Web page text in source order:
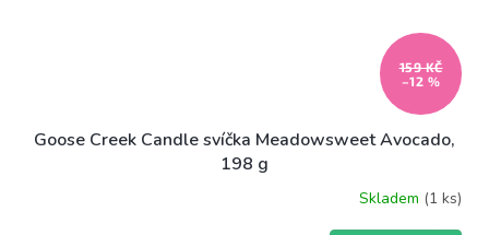
159 KČ
–12 %
Goose Creek Candle svíčka Meadowsweet Avocado,
198 g
Skladem (1 ks)